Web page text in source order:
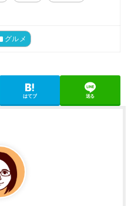
グルメ
はてブ 送る